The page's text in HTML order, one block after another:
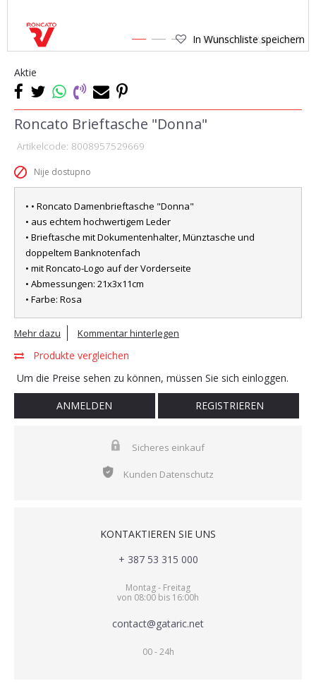
1 2 3 In Wunschliste speichern
Aktie
Roncato Brieftasche "Donna"
Artikelcode: 8008957529669
Nije dostupno
• • Roncato Damenbrieftasche "Donna"
• aus echtem hochwertigem Leder
• Brieftasche mit Dokumentenhalter, Münztasche und
doppeltem Banknotenfach
• mit Roncato-Logo auf der Vorderseite
• Abmessungen: 21x3x11cm
• Farbe: Rosa
Mehr dazu Kommentar hinterlegen
Produkte vergleichen
Um die Preise sehen zu können, müssen Sie sich einloggen.
ANMELDEN REGISTRIEREN
Sicheres einkauf
Kunden Datenschutz
KONTAKTIEREN SIE UNS
+ 387 53 315 000
Montag - Freitag
von 08:00 bis 16:00h
contact@gataric.net
00 - 24h